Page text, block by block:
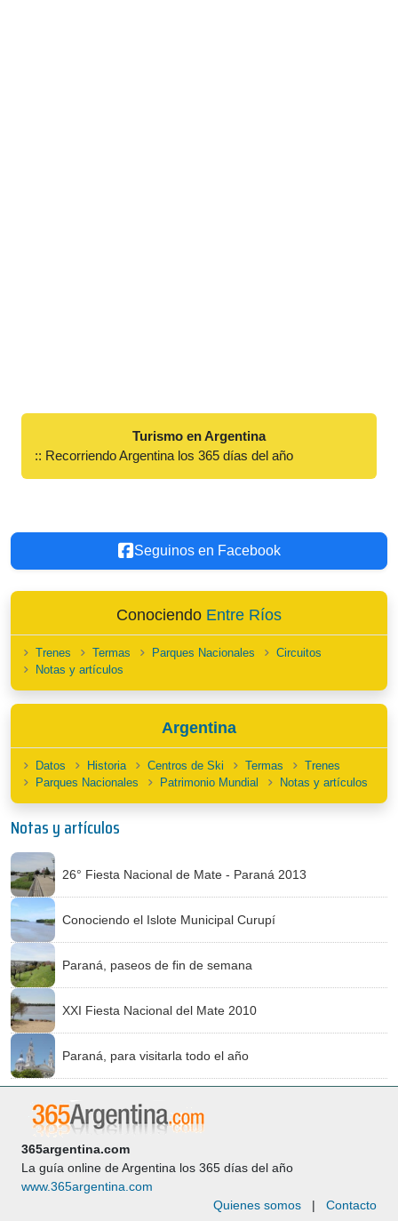
Turismo en Argentina
:: Recorriendo Argentina los 365 días del año
Seguinos en Facebook
Conociendo Entre Ríos
Trenes Termas Parques Nacionales
Circuitos
Notas y artículos
Argentina
Datos Historia Centros de Ski Termas
Trenes
Parques Nacionales
Patrimonio Mundial Notas y artículos
Notas y artículos
26° Fiesta Nacional de Mate - Paraná 2013
Conociendo el Islote Municipal Curupí
Paraná, paseos de fin de semana
XXI Fiesta Nacional del Mate 2010
Paraná, para visitarla todo el año
365argentina.com
La guía online de Argentina los 365 días del año
www.365argentina.com
Quienes somos | Contacto